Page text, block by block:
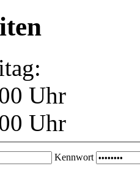
Uhr
Uhr
Kennwort